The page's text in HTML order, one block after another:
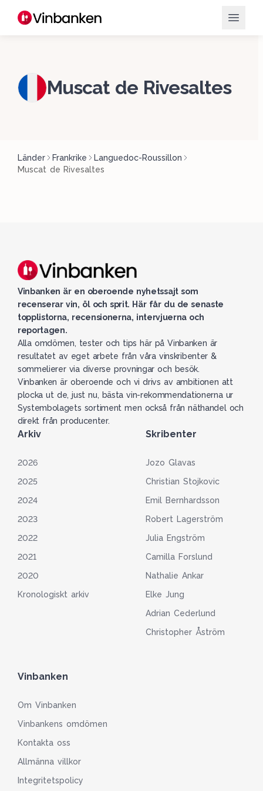
Muscat de Rivesaltes
Länder Frankrike
Languedoc-Roussillon
Muscat de Rivesaltes
Vinbanken är en oberoende nyhetssajt som
recenserar vin, öl och sprit. Här får du de senaste
topplistorna, recensionerna, intervjuerna och
reportagen.
Alla omdömen, tester och tips här på Vinbanken är
resultatet av eget arbete från våra vinskribenter &
sommelierer via diverse provningar och besök.
Vinbanken är oberoende och vi drivs av ambitionen att
plocka ut de, just nu, bästa vin-rekommendationerna ur
Systembolagets sortiment men också från näthandel och
direkt från producenter.
Arkiv
2026
2025
2024
2023
2022
2021
2020
Kronologiskt arkiv
Skribenter
Jozo Glavas
Christian Stojkovic
Emil Bernhardsson
Robert Lagerström
Julia Engström
Camilla Forslund
Nathalie Ankar
Elke Jung
Adrian Cederlund
Christopher Åström
Vinbanken
Om Vinbanken
Vinbankens omdömen
Kontakta oss
Allmänna villkor
Integritetspolicy